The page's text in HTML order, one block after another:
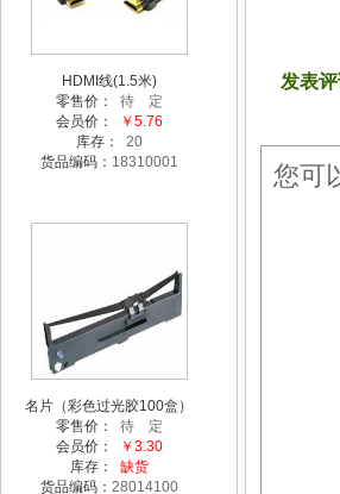
HDMI线(1.5米)
零售价： 待 定
会员价：
￥5.76
库存： 20
货品编码： 18310001
名片（彩色过光胶100盒）
零售价： 待 定
会员价：
￥3.30
库存： 缺货
货品编码： 28014100
发表